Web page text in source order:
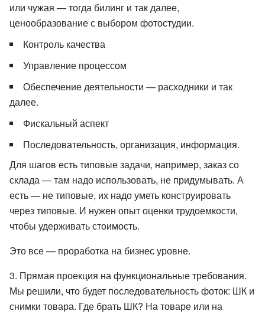
или чужая — тогда билинг и так далее,
ценообразование с выбором фотостудии.
Контроль качества
Управление процессом
Обеспечение деятельности — расходники и так
далее.
Фискальный аспект
Последовательность, организация, информация.
Для шагов есть типовые задачи, например, заказ со
склада — там надо использовать, не придумывать. А
есть — не типовые, их надо уметь конструировать
через типовые. И нужен опыт оценки трудоемкости,
чтобы удерживать стоимость.
Это все — проработка на бизнес уровне.
3. Прямая проекция на функциональные требования.
Мы решили, что будет последовательность фоток: ШК и
снимки товара. Где брать ШК? На товаре или на